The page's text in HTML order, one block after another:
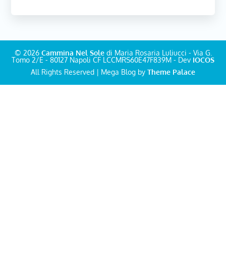
© 2026 Cammina Nel Soledi Maria Rosaria Luliucci - Via G.
Tomo 2/E - 80127 Napoli CF LCCMRS60E47F839M - Dev IOCOS
All Rights Reserved | Mega Blog by Theme Palace